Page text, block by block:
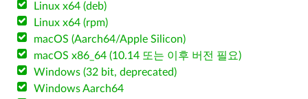
Linux x64 (deb)
Linux x64 (rpm)
macOS (Aarch64/Apple Silicon)
macOS x86_64 (10.14 또는 이후 버전 필요)
Windows (32 bit, deprecated)
Windows Aarch64